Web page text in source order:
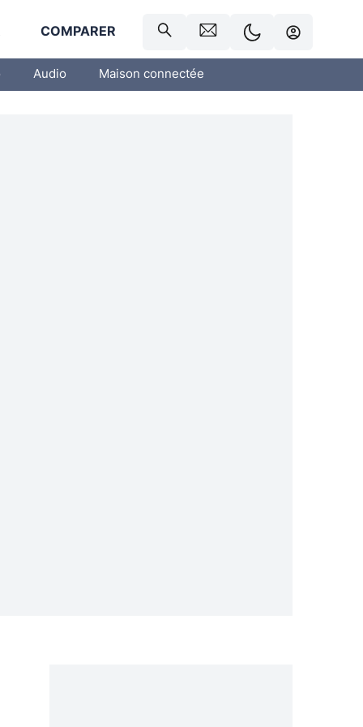
COMPARER
Audio Maison connectée